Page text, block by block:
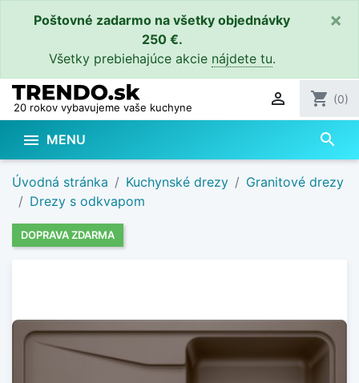
Poštovné zadarmo na všetky objednávky
250 €.
Všetky prebiehajúce akcie nájdete tu.
×
20 rokov vybavujeme vaše kuchyne  shopping_cart (0)
 MENU search
Úvodná stránka Kuchynské drezy
Granitové drezy
Drezy s odkvapom
DOPRAVA ZDARMA